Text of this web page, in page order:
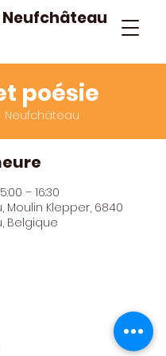
Neufchâteau
poésie
Neufchâteau
– 16:30
Moulin Klepper, 6840
Belgique